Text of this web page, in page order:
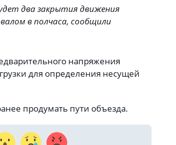
два закрытия движения
в полчаса, сообщили
напряжения
для определения несущей
продумать пути объезда.